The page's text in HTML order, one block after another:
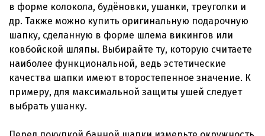
в форме колокола, будёновки, ушанки, треуголки и
др. Также можно купить оригинальную подарочную
шапку, сделанную в форме шлема викингов или
ковбойской шляпы. Выбирайте ту, которую считаете
наиболее функциональной, ведь эстетические
качества шапки имеют второстепенное значение. К
примеру, для максимальной защиты ушей следует
выбрать ушанку.